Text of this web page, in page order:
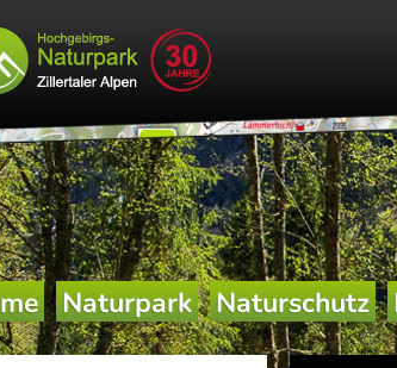
Naturpark Naturschutz